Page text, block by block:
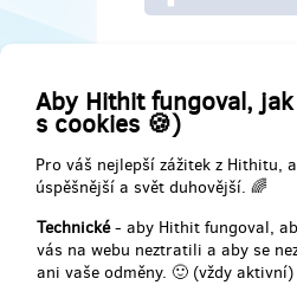
Aby Hithit fungoval,
s cookies 🍪)
Pro váš nejlepší zážitek z Hithitu,
úspěšnější a svět duhovější. 🌈
Technické- aby Hithit fungoval,
vás na webu neztratili a aby se
ani vaše odměny. 🙂 (vždy aktivní)